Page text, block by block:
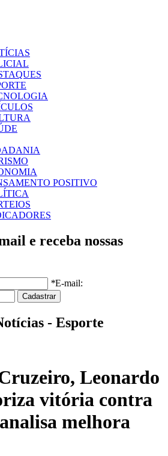
POSITIVO
e receba nossas
*E-mail:
- Esporte
Leonardo
vitória contra
melhora